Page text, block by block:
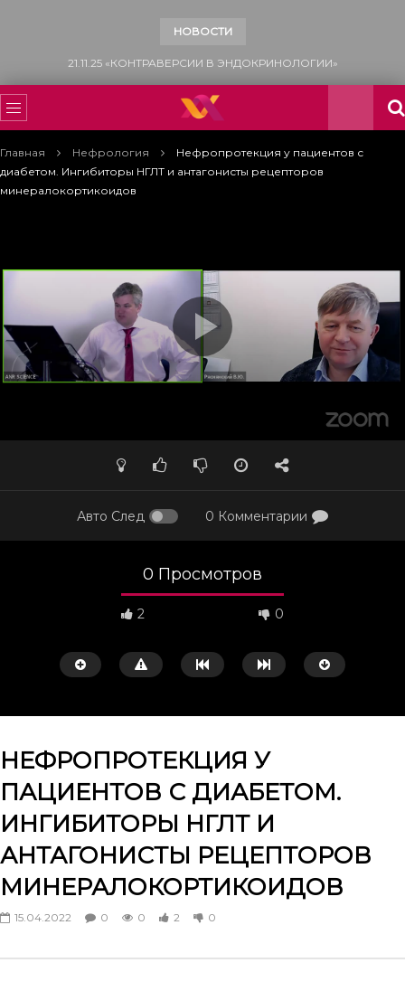
НОВОСТИ
15.11.25 «ВСЕМИРНЫЙ ДЕНЬ БОРЬБЫ С САХАРНЫМ ДИАБЕТОМ»
Главная Нефрология
Нефропротекция у пациентов с
диабетом. Ингибиторы НГЛТ и антагонисты рецепторов
минералокортикоидов
Авто След 0 Комментарии
0 Просмотров
2 0
Смотреть потом
сахарном диабете 2 типа и
подагре. Взгляд эндокринолога
18.10.2024
0
0 1 0
сахарном диабете 2
подагре. Взгляд
18.10.2024
НЕФРОПРОТЕКЦИЯ У
ПАЦИЕНТОВ С ДИАБЕТОМ.
ИНГИБИТОРЫ НГЛТ И
АНТАГОНИСТЫ РЕЦЕПТОРОВ
МИНЕРАЛОКОРТИКОИДОВ
15.04.2022 0 0 2 0